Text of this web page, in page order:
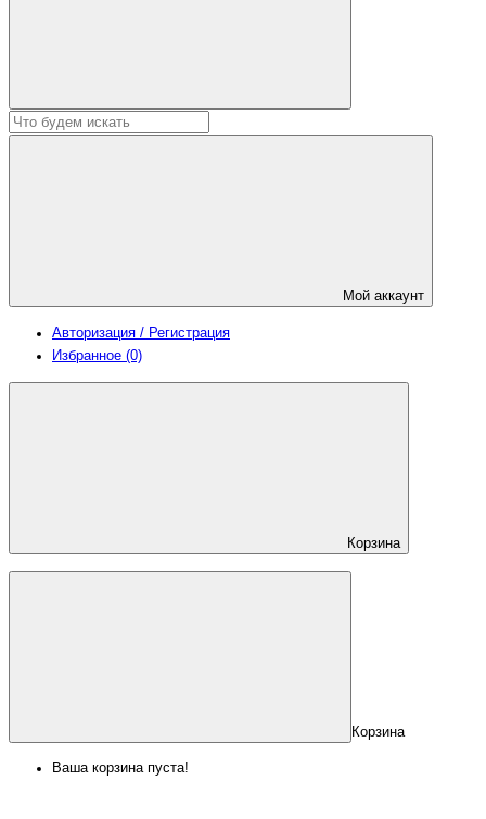
Мой аккаунт
Авторизация / Регистрация
Избранное (0)
Корзина
Корзина
Ваша корзина пуста!